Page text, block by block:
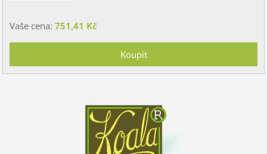
Vaše cena: 751,41 Kč